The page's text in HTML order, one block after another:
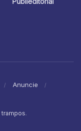
Anuncie
trampos.